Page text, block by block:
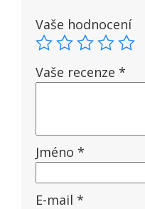
Vaše hodnocení
Vaše recenze *
Jméno *
E-mail *